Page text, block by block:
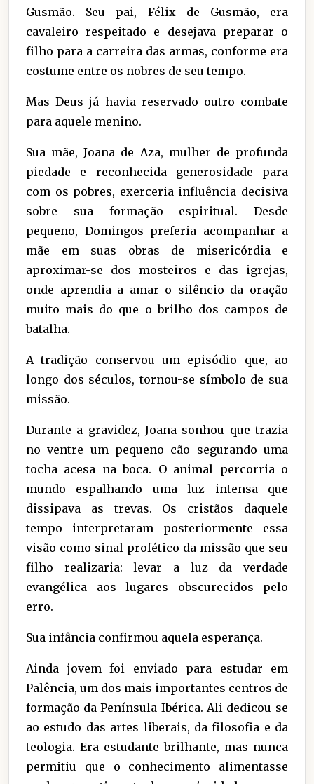
Gusmão. Seu pai, Félix de Gusmão, era
cavaleiro respeitado e desejava preparar o
filho para a carreira das armas, conforme era
costume entre os nobres de seu tempo.
Mas Deus já havia reservado outro combate
para aquele menino.
Sua mãe, Joana de Aza, mulher de profunda
piedade e reconhecida generosidade para
com os pobres, exerceria influência decisiva
sobre sua formação espiritual. Desde
pequeno, Domingos preferia acompanhar a
mãe em suas obras de misericórdia e
aproximar-se dos mosteiros e das igrejas,
onde aprendia a amar o silêncio da oração
muito mais do que o brilho dos campos de
batalha.
A tradição conservou um episódio que, ao
longo dos séculos, tornou-se símbolo de sua
missão.
Durante a gravidez, Joana sonhou que trazia
no ventre um pequeno cão segurando uma
tocha acesa na boca. O animal percorria o
mundo espalhando uma luz intensa que
dissipava as trevas. Os cristãos daquele
tempo interpretaram posteriormente essa
visão como sinal profético da missão que seu
filho realizaria: levar a luz da verdade
evangélica aos lugares obscurecidos pelo
erro.
Sua infância confirmou aquela esperança.
Ainda jovem foi enviado para estudar em
Palência, um dos mais importantes centros de
formação da Península Ibérica. Ali dedicou-se
ao estudo das artes liberais, da filosofia e da
teologia. Era estudante brilhante, mas nunca
permitiu que o conhecimento alimentasse